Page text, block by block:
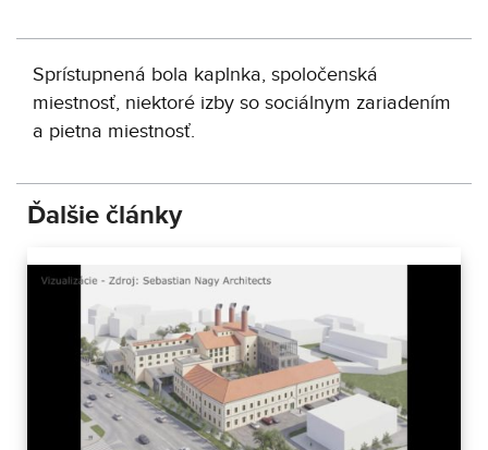
Sprístupnená bola kaplnka, spoločenská
miestnosť, niektoré izby so sociálnym zariadením
a pietna miestnosť.
Ďalšie články